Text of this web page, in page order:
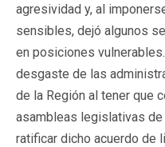
agresividad y, al
sensibles, dejó algunos
en posiciones
desgaste de las
de la Región al tener que
asambleas legislativas
ratificar dicho acuerdo de